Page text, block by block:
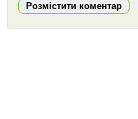
Розмістити коментар